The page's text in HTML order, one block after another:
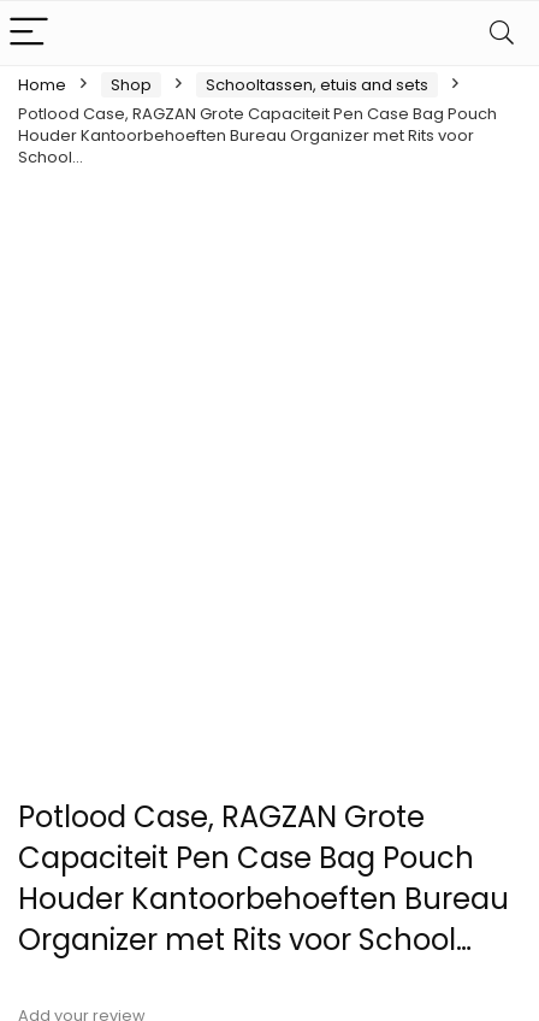
Home Shop
Schooltassen, etuis and sets
Potlood Case, RAGZAN Grote Capaciteit Pen Case Bag Pouch
Houder Kantoorbehoeften Bureau Organizer met Rits voor
School…
Potlood Case, RAGZAN Grote
Capaciteit Pen Case Bag Pouch
Houder Kantoorbehoeften Bureau
Organizer met Rits voor School…
Add your review